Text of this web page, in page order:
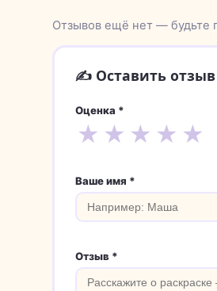
Отзывов ещё нет — будьте
✍️ Оставить отзыв
Оценка *
★ ★ ★ ★ ★
Ваше имя *
Отзыв *